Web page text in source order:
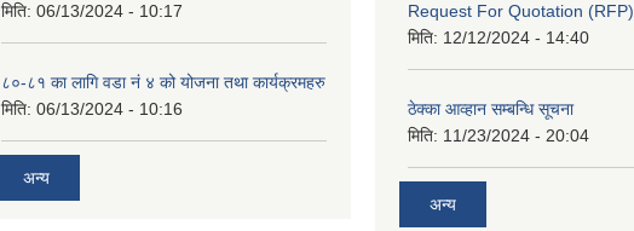
मिति: 06/13/2024 - 10:17
८०-८१ का लागि वडा नं ४ को योजना तथा कार्यक्रमहरु
मिति: 06/13/2024 - 10:16
अन्य
Request For Quotation (RFP)
मिति: 12/12/2024 - 14:40
ठेक्का आव्हान सम्बन्धि सूचना
मिति: 11/23/2024 - 20:04
अन्य